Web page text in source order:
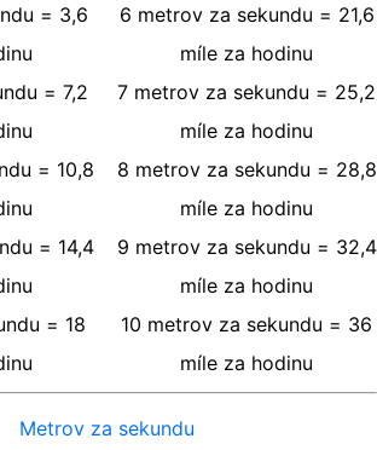
= 3,6
= 7,2
= 10,8
= 14,4
= 18
6 metrov za sekundu = 21,6
míle za hodinu
7 metrov za sekundu = 25,2
míle za hodinu
8 metrov za sekundu = 28,8
míle za hodinu
9 metrov za sekundu = 32,4
míle za hodinu
10 metrov za sekundu = 36
míle za hodinu
Metrov za sekundu